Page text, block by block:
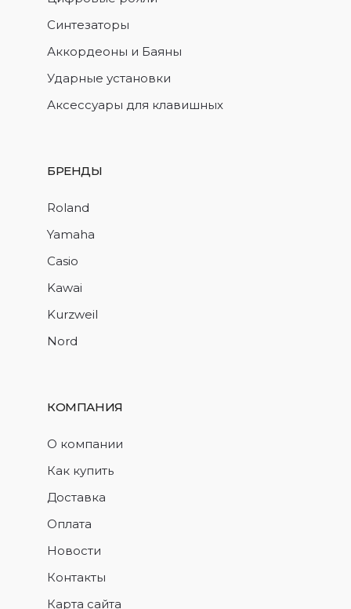
Синтезаторы
Аккордеоны и Баяны
Ударные установки
Аксессуары для клавишных
БРЕНДЫ
Roland
Yamaha
Casio
Kawai
Kurzweil
Nord
КОМПАНИЯ
О компании
Как купить
Доставка
Оплата
Новости
Контакты
Карта сайта